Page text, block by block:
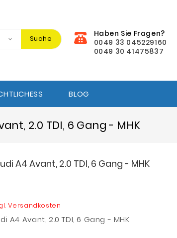
Suche
Haben Sie Fragen?
0049 33 045229160
0049 30 41475837
BLOG
2.0 TDI, 6 Gang - MHK
A4 Avant, 2.0 TDI, 6 Gang - MHK
Versandkosten
A4 Avant, 2.0 TDI, 6 Gang - MHK